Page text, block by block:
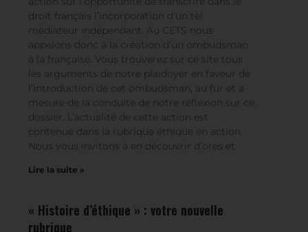
l’environnement institutionnel de l’Action
Sociale nécessite une véritable recherche-
action sur l’opportunité de transcrire dans le
droit français l’incorporation d’un tel
médiateur indépendant. Au CETS nous
appelons donc à la création d’un ombudsman
à la française. Vous trouverez sur ce site tous
les arguments de notre plaidoyer en faveur de
l’introduction de cet ombudsman, au fur et à
mesure de la conduite de notre réflexion sur ce
dossier. L’actualité de cette action est
contenue dans la rubrique éthique en action.
Lire la suite »